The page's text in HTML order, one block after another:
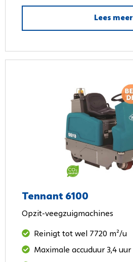
Lees meer
Tennant 6100
Opzit-veegzuigmachines
Reinigt tot wel 7720 m²/u
Maximale accuduur 3,4 uur